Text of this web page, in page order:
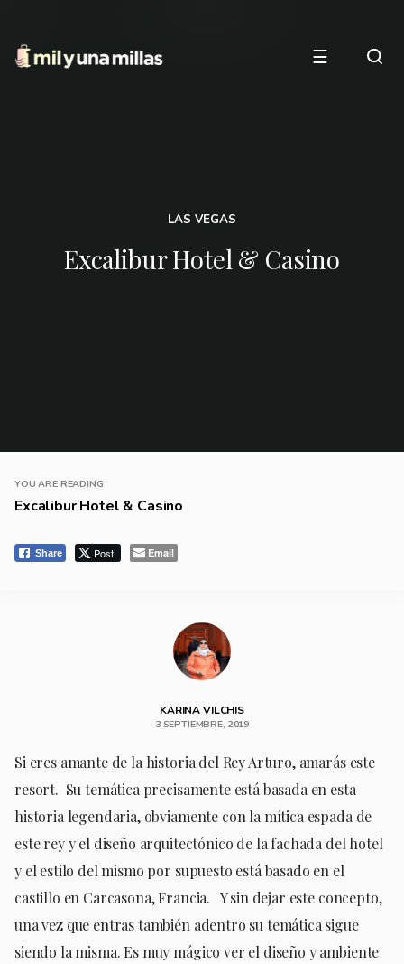
☰
LAS VEGAS
Excalibur Hotel & Casino
YOU ARE READING
Excalibur Hotel & Casino
Share Post Email
KARINA VILCHIS
3 SEPTIEMBRE, 2019
Si eres amante de la historia del Rey Arturo, amarás este
resort. Su temática precisamente está basada en esta
historia legendaria, obviamente con la mítica espada de
este rey y el diseño arquitectónico de la fachada del hotel
y el estilo del mismo por supuesto está basado en el
castillo en Carcasona, Francia. Y sin dejar este concepto,
una vez que entras también adentro su temática sigue
siendo la misma. Es muy mágico ver el diseño y ambiente